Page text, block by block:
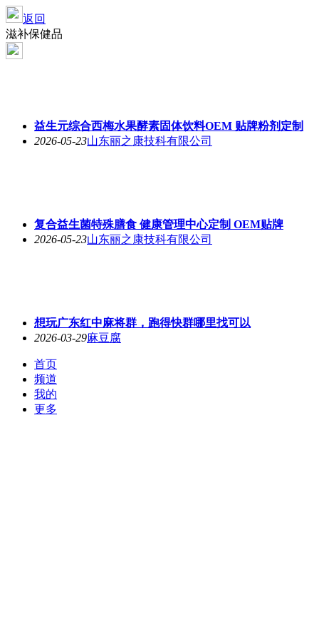
返回
滋补保健品
益生元综合西梅水果酵素固体饮料OEM 贴牌粉剂定制
2026-05-23山东丽之康技科有限公司
复合益生菌特殊膳食 健康管理中心定制 OEM贴牌
2026-05-23山东丽之康技科有限公司
想玩广东红中麻将群，跑得快群哪里找可以
2026-03-29麻豆腐
首页
频道
我的
更多